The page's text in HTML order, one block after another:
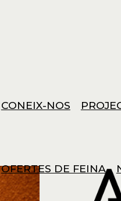
CONEIX-NOS
OFERTES DE FEINA